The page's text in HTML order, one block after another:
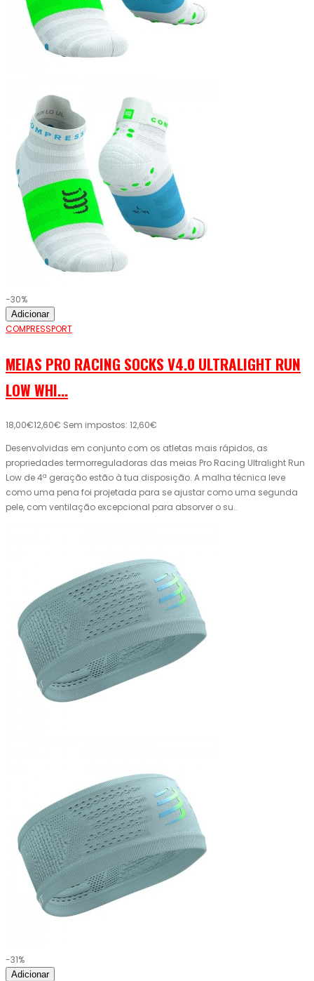
-30%
Adicionar
COMPRESSPORT
MEIAS PRO RACING SOCKS V4.0 ULTRALIGHT RUN
LOW WHI...
18,00€12,60€ Sem impostos: 12,60€
Desenvolvidas em conjunto com os atletas mais rápidos, as
propriedades termorreguladoras das meias Pro Racing Ultralight Run
Low de 4ª geração estão à tua disposição. A malha técnica leve
como uma pena foi projetada para se ajustar como uma segunda
pele, com ventilação excepcional para absorver o su..
-31%
Adicionar